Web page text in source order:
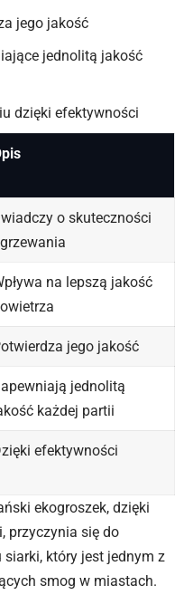
jego jakość
jednolitą jakość
dzięki efektywności
o skuteczności
na lepszą jakość
jego jakość
jednolitą
każdej partii
efektywności
ekogroszek, dzięki
przyczynia się do
który jest jednym z
smog w miastach.